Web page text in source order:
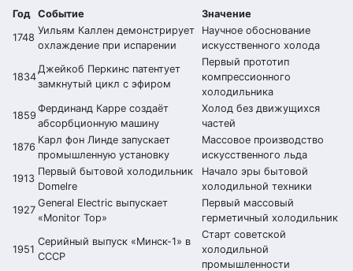
Год Событие
Значение
1748
Уильям Каллен демонстрирует
охлаждение при испарении
Научное обоснование
искусственного холода
1834
Джейкоб Перкинс патентует
замкнутый цикл с эфиром
Первый прототип
компрессионного
холодильника
1859
Фердинанд Карре создаёт
абсорбционную машину
Холод без движущихся
частей
1876
Карл фон Линде запускает
промышленную установку
Массовое производство
искусственного льда
1913
Первый бытовой холодильник
Domelre
Начало эры бытовой
холодильной техники
1927
General Electric выпускает
«Monitor Top»
Первый массовый
герметичный холодильник
1951
Серийный выпуск «Минск-1» в
СССР
Старт советской
холодильной
промышленности